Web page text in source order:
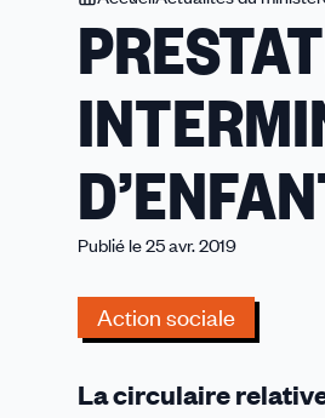
êtes
ici
Publié le 25 avr. 2019
Action sociale
La circulaire